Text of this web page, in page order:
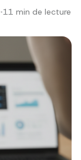
•11 min de lecture